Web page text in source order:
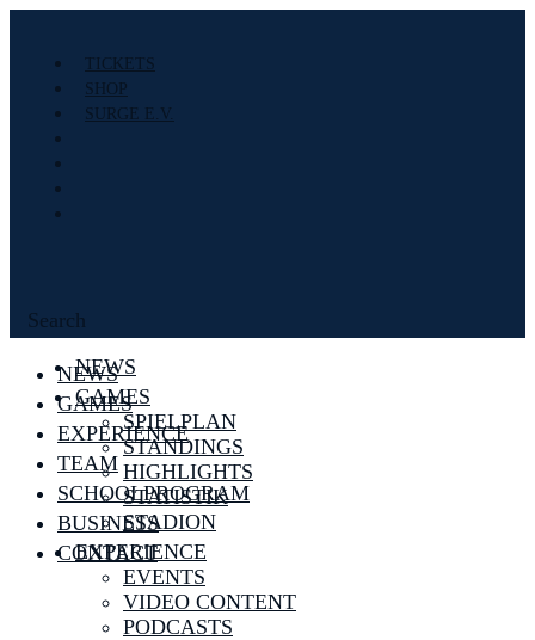
TICKETS
SHOP
SURGE E.V.
Search
NEWS
GAMES
SPIELPLAN
STANDINGS
HIGHLIGHTS
STATISTIK
STADION
EXPERIENCE
EVENTS
VIDEO CONTENT
PODCASTS
NEWS
GAMES
EXPERIENCE
TEAM
SCHOOLPROGRAM
BUSINESS
CONTACT